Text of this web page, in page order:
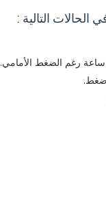
التالية :
رغم الضغط الأمامي.
ضغط.